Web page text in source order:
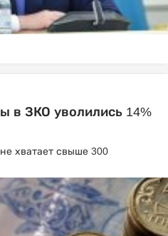
в ЗКО уволились 14%
хватает свыше 300